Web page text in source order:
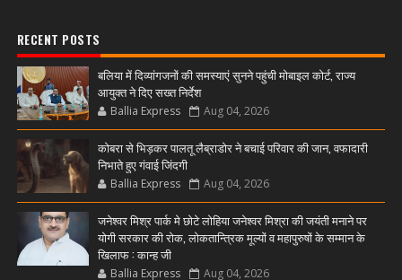
RECENT POSTS
बलिया में दिव्यांगजनों की समस्याएं सुनने पहुंची मोबाइल कोर्ट, राज्य
आयुक्त ने दिए सख्त निर्देश
Ballia Express Aug 04, 2026
कोबरा से भिड़कर पालतू लैब्राडोर ने बचाई परिवार की जान, वफादारी
निभाते हुए गंवाई जिंदगी
Ballia Express Aug 04, 2026
जनेश्वर मिश्र पार्क मे छोटे लोहिया जनेश्वर मिश्रा की जयंती मनाने पर
योगी सरकार की रोक, लोकतान्त्रिक मूल्यों व महापुरुषों के सम्मान के
खिलाफ : कान्ह जी
Ballia Express Aug 04, 2026